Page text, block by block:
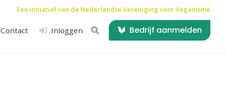
Een initiatief van de Nederlandse Vereniging voor Veganisme
Contact Inloggen Bedrijf aanmelden